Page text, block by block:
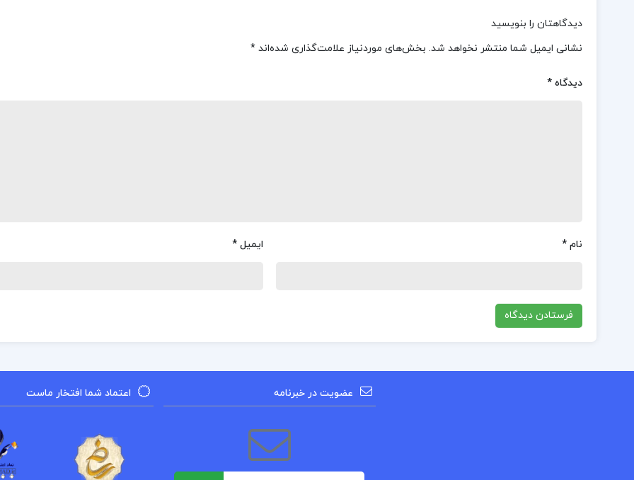
دیدگاهتان را بنویسید
نشانی ایمیل شما منتشر نخواهد شد. بخش‌های موردنیاز علامت‌گذاری شده‌اند*
دیدگاه*
نام* ایمیل *
عضویت در خبرنامه اعتماد شما افتخار ماست